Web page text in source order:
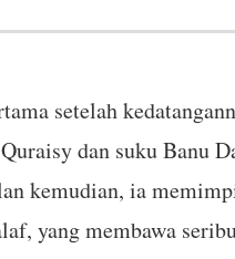
setelah
dan suku Banu
kemudian, ia
yang membawa